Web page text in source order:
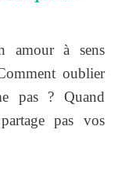
amour à sens
oublier
pas ? Quand
pas vos